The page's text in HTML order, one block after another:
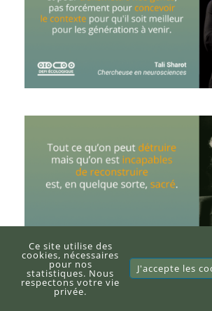
Ce site utilise des
cookies, nécessaires
pour nos
statistiques. Nous
respectons votre vie
privée.
J'accepte les